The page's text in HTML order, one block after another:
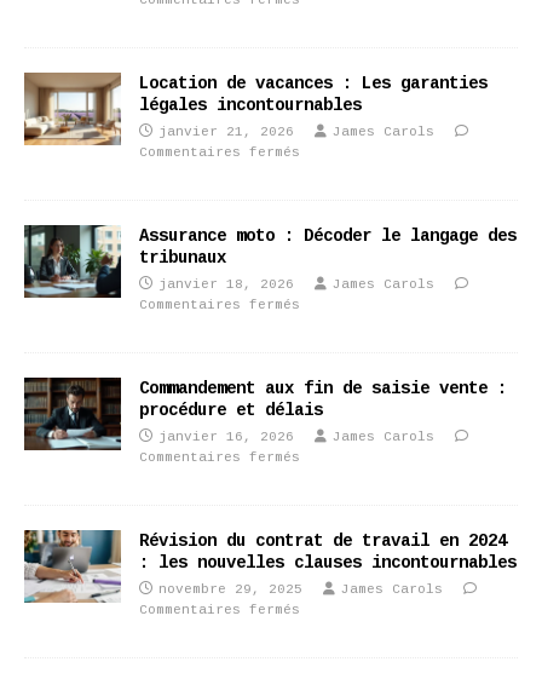
Location de vacances : Les garanties
légales incontournables
janvier 21, 2026
James Carols
Commentaires fermés
Assurance moto : Décoder le langage des
tribunaux
janvier 18, 2026
James Carols
Commentaires fermés
Commandement aux fin de saisie vente :
procédure et délais
janvier 16, 2026
James Carols
Commentaires fermés
Révision du contrat de travail en 2024
: les nouvelles clauses incontournables
novembre 29, 2025
James Carols
Commentaires fermés